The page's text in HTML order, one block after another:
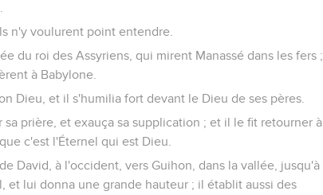
n'y voulurent point entendre.
du roi des Assyriens, qui mirent Manassé dans les fers ;
à Babylone.
Dieu, et il s'humilia fort devant le Dieu de ses pères.
prière, et exauça sa supplication ; et il le fit retourner à
c'est l'Éternel qui est Dieu.
David, à l'occident, vers Guihon, dans la vallée, jusqu'à
et lui donna une grande hauteur ; il établit aussi des